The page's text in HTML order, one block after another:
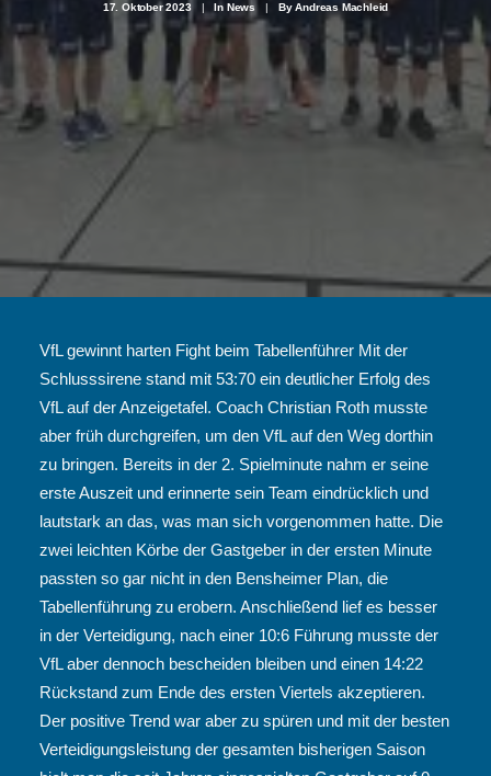
17. Oktober 2023 | In News | ByAndreas Machleid
VfL gewinnt harten Fight beim Tabellenführer Mit der
Schlusssirene stand mit 53:70 ein deutlicher Erfolg des
VfL auf der Anzeigetafel. Coach Christian Roth musste
aber früh durchgreifen, um den VfL auf den Weg dorthin
zu bringen. Bereits in der 2. Spielminute nahm er seine
erste Auszeit und erinnerte sein Team eindrücklich und
lautstark an das, was man sich vorgenommen hatte. Die
zwei leichten Körbe der Gastgeber in der ersten Minute
passten so gar nicht in den Bensheimer Plan, die
Tabellenführung zu erobern. Anschließend lief es besser
in der Verteidigung, nach einer 10:6 Führung musste der
VfL aber dennoch bescheiden bleiben und einen 14:22
Rückstand zum Ende des ersten Viertels akzeptieren.
Der positive Trend war aber zu spüren und mit der besten
Verteidigungsleistung der gesamten bisherigen Saison